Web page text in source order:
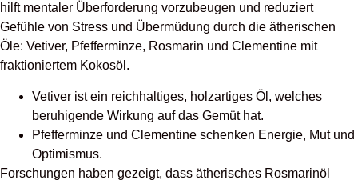
hilft mentaler Überforderung vorzubeugen und reduziert
Gefühle von Stress und Übermüdung durch die ätherischen
Öle: Vetiver, Pfefferminze, Rosmarin und Clementine mit
fraktioniertem Kokosöl.
Vetiver ist ein reichhaltiges, holzartiges Öl, welches
beruhigende Wirkung auf das Gemüt hat.
Pfefferminze und Clementine schenken Energie, Mut und
Optimismus.
Forschungen haben gezeigt, dass ätherisches Rosmarinöl